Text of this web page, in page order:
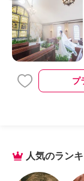
プ
人気のラン